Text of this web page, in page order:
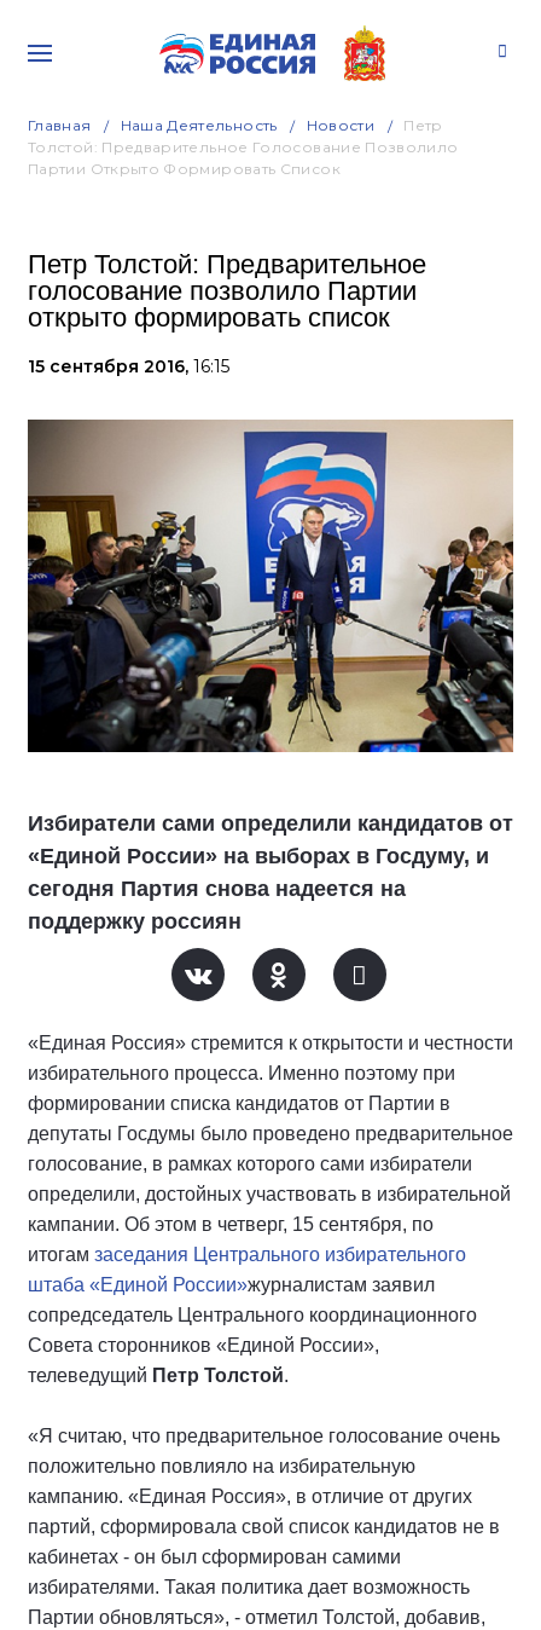
Главная Наша Деятельность Новости
Петр
Толстой: Предварительное Голосование Позволило
Партии Открыто Формировать Список
Петр Толстой: Предварительное
голосование позволило Партии
открыто формировать список
15 сентября 2016, 16:15
Избиратели сами определили кандидатов от
«Единой России» на выборах в Госдуму, и
сегодня Партия снова надеется на
поддержку россиян
«Единая Россия» стремится к открытости и честности
избирательного процесса. Именно поэтому при
формировании списка кандидатов от Партии в
депутаты Госдумы было проведено предварительное
голосование, в рамках которого сами избиратели
определили, достойных участвовать в избирательной
кампании. Об этом в четверг, 15 сентября, по
итогам заседания Центрального избирательного
штаба «Единой России»журналистам заявил
сопредседатель Центрального координационного
Совета сторонников «Единой России»,
телеведущий Петр Толстой.
«Я считаю, что предварительное голосование очень
положительно повлияло на избирательную
кампанию. «Единая Россия», в отличие от других
партий, сформировала свой список кандидатов не в
кабинетах - он был сформирован самими
избирателями. Такая политика дает возможность
Партии обновляться», - отметил Толстой, добавив,